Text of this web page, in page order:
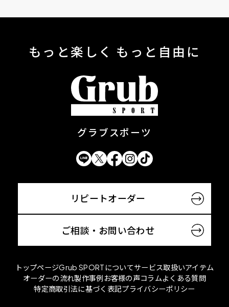
もっと楽しく もっと自由に
グラブスポーツ
リピートオーダー
ご相談・お問い合わせ
トップページGrub SPORTについてサービス取扱いアイテム
オーダーの流れ製作事例 お客様の声コラムよくある質問
特定商取引法に基づく表記プライバシーポリシー